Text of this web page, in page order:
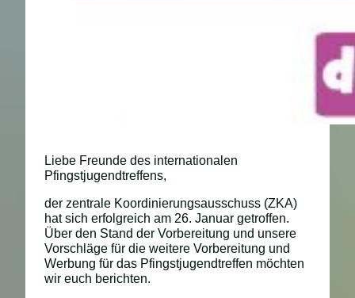
Liebe Freunde des internationalen
Pfingstjugendtreffens,
der zentrale Koordinierungsausschuss (ZKA)
hat sich erfolgreich am 26. Januar getroffen.
Über den Stand der Vorbereitung und unsere
Vorschläge für die weitere Vorbereitung und
Werbung für das Pfingstjugendtreffen möchten
wir euch berichten.